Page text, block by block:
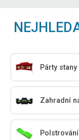
Párty stany
Zahradní
Polstrování